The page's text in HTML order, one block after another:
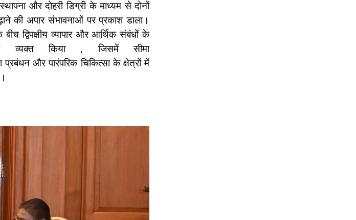
स्थापना और दोहरी डिग्री के माध्यम से दोनों
की अपार संभावनाओं पर प्रकाश डाला।
द्विपक्षीय व्यापार और आर्थिक संबंधों के
व्यक्त किया , जिसमें सीमा
प्रबंधन और पारंपरिक चिकित्सा के क्षेत्रों में